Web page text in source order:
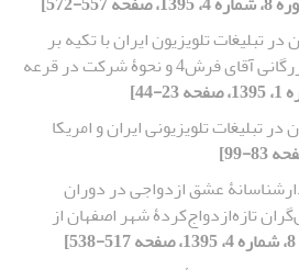
تبلیغات تلویزیون ایران با تکیه بر
نشانه ‏شناسی آگهی‏ های بازرگانی آقای فرش4 و نحوۀ شرکت در قرعه
در تبلیغات تلویزیونی ایران و امریکا
عشق ازدواجی در دوران
تازه‌‌ازدواج‌کردۀ شهر اصفهان از